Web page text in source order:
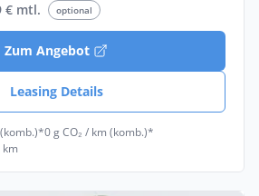
€ mtl. optional
Zum Angebot
Leasing Details
0 g CO₂ / km (komb.)*
km